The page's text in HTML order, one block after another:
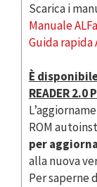
Scarica i
Manuale
Guida rapida
È disponibile
READER 2.0
ROM
per
alla nuova
Per saperne